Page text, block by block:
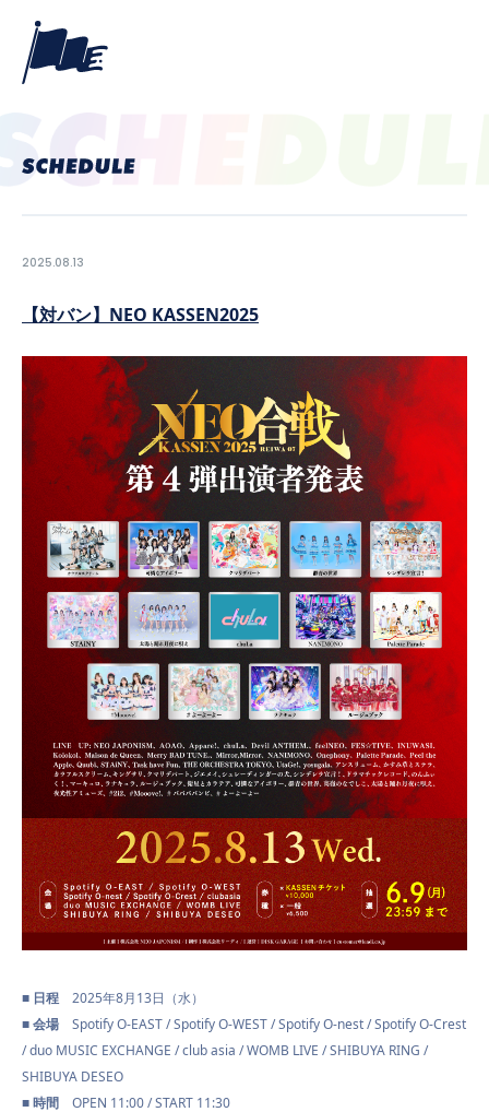
PROFILE
NEWS
SCHEDULE
2025.08.13
【対バン】NEO KASSEN2025
■ 日程 2025年8月13日（水）
■ 会場 Spotify O-EAST / Spotify O-WEST / Spotify O-nest / Spotify O-Crest
/ duo MUSIC EXCHANGE / club asia / WOMB LIVE / SHIBUYA RING /
SHIBUYA DESEO
■ 時間 OPEN 11:00 / START 11:30